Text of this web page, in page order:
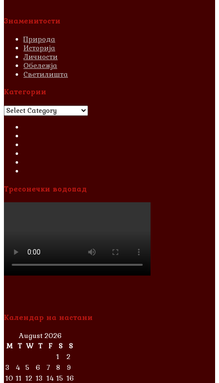
Знаменитости
Природа
Историја
Личности
Обележја
Светилишта
Категории
Категории
Тресонечки водопад
Календар на настани
August 2026
M T W T F S
S
1
2
3
4 5 6 7 8
9
10 11 12 13 14 15 16